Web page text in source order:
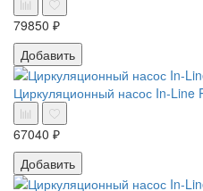
79850 ₽
Добавить
Циркуляционный насос In-Line
67040 ₽
Добавить